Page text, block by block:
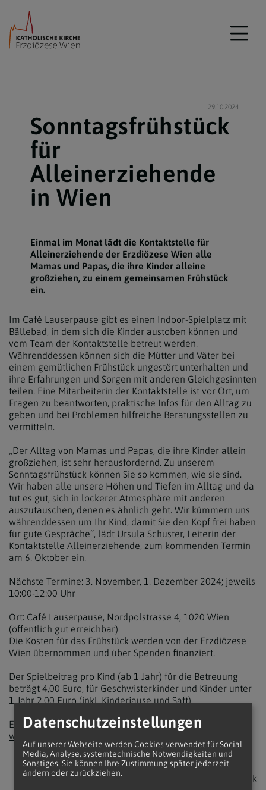
29.10.2024
Sonntagsfrühstück
für
Alleinerziehende
in Wien
Einmal im Monat lädt die Kontaktstelle für
Alleinerziehende der Erzdiözese Wien alle
Mamas und Papas, die ihre Kinder alleine
großziehen, zu einem gemeinsamen Frühstück
ein.
Im Café Lauserpause gibt es einen Indoor-Spielplatz mit
Bällebad, in dem sich die Kinder austoben können und
vom Team der Kontaktstelle betreut werden.
Währenddessen können sich die Mütter und Väter bei
einem gemütlichen Frühstück ungestört unterhalten und
ihre Erfahrungen und Sorgen mit anderen Gleichgesinnten
teilen. Eine Mitarbeiterin der Kontaktstelle ist vor Ort, um
Fragen zu beantworten, praktische Infos für den Alltag zu
geben und bei Problemen hilfreiche Beratungsstellen zu
vermitteln.
„Der Alltag von Mamas und Papas, die ihre Kinder allein
großziehen, ist sehr herausfordernd. Zu unserem
Sonntagsfrühstück können Sie so kommen, wie sie sind.
Wir haben alle unsere Höhen und Tiefen im Alltag und da
tut es gut, sich in lockerer Atmosphäre mit anderen
auszutauschen, denen es ähnlich geht. Wir kümmern uns
währenddessen um Ihr Kind, damit Sie den Kopf frei haben
für gute Gespräche“, lädt Ursula Schuster, Leiterin der
Kontaktstelle Alleinerziehende, zum kommenden Termin
am 6. Oktober ein.
Nächste Termine: 3. November, 1. Dezember 2024; jeweils
10:00-12:00 Uhr
Ort: Café Lauserpause, Nordpolstrasse 4, 1020 Wien
(öffentlich gut erreichbar)
Die Kosten für das Frühstück werden von der Erzdiözese
Wien übernommen und über Spenden finanziert.
Der Spielbeitrag pro Kind (ab 1 Jahr) für die Betreuung
beträgt 4,00 Euro, für Geschwisterkinder und Kinder unter
1 Jahr 2,00 Euro (inkl. Kinderjause und Saft).
Eine Anmeldung vorab ist unbedingt erforderlich unter
www.alleinerziehende.at
zurück
Datenschutzeinstellungen
Auf unserer Webseite werden Cookies verwendet für Social
Media, Analyse, systemtechnische Notwendigkeiten und
Sonstiges. Sie können Ihre Zustimmung später jederzeit
ändern oder zurückziehen.